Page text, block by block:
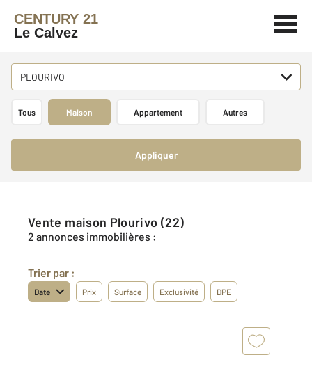
CENTURY 21
Le Calvez
PLOURIVO
Tous Maison Appartement Autres
Appliquer
Vente maison Plourivo (22)
2 annonces immobilières :
Trier par :
Date Prix Surface Exclusivité DPE